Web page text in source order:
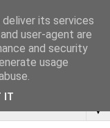
▼
its services
user-agent are
and security
usage
IT